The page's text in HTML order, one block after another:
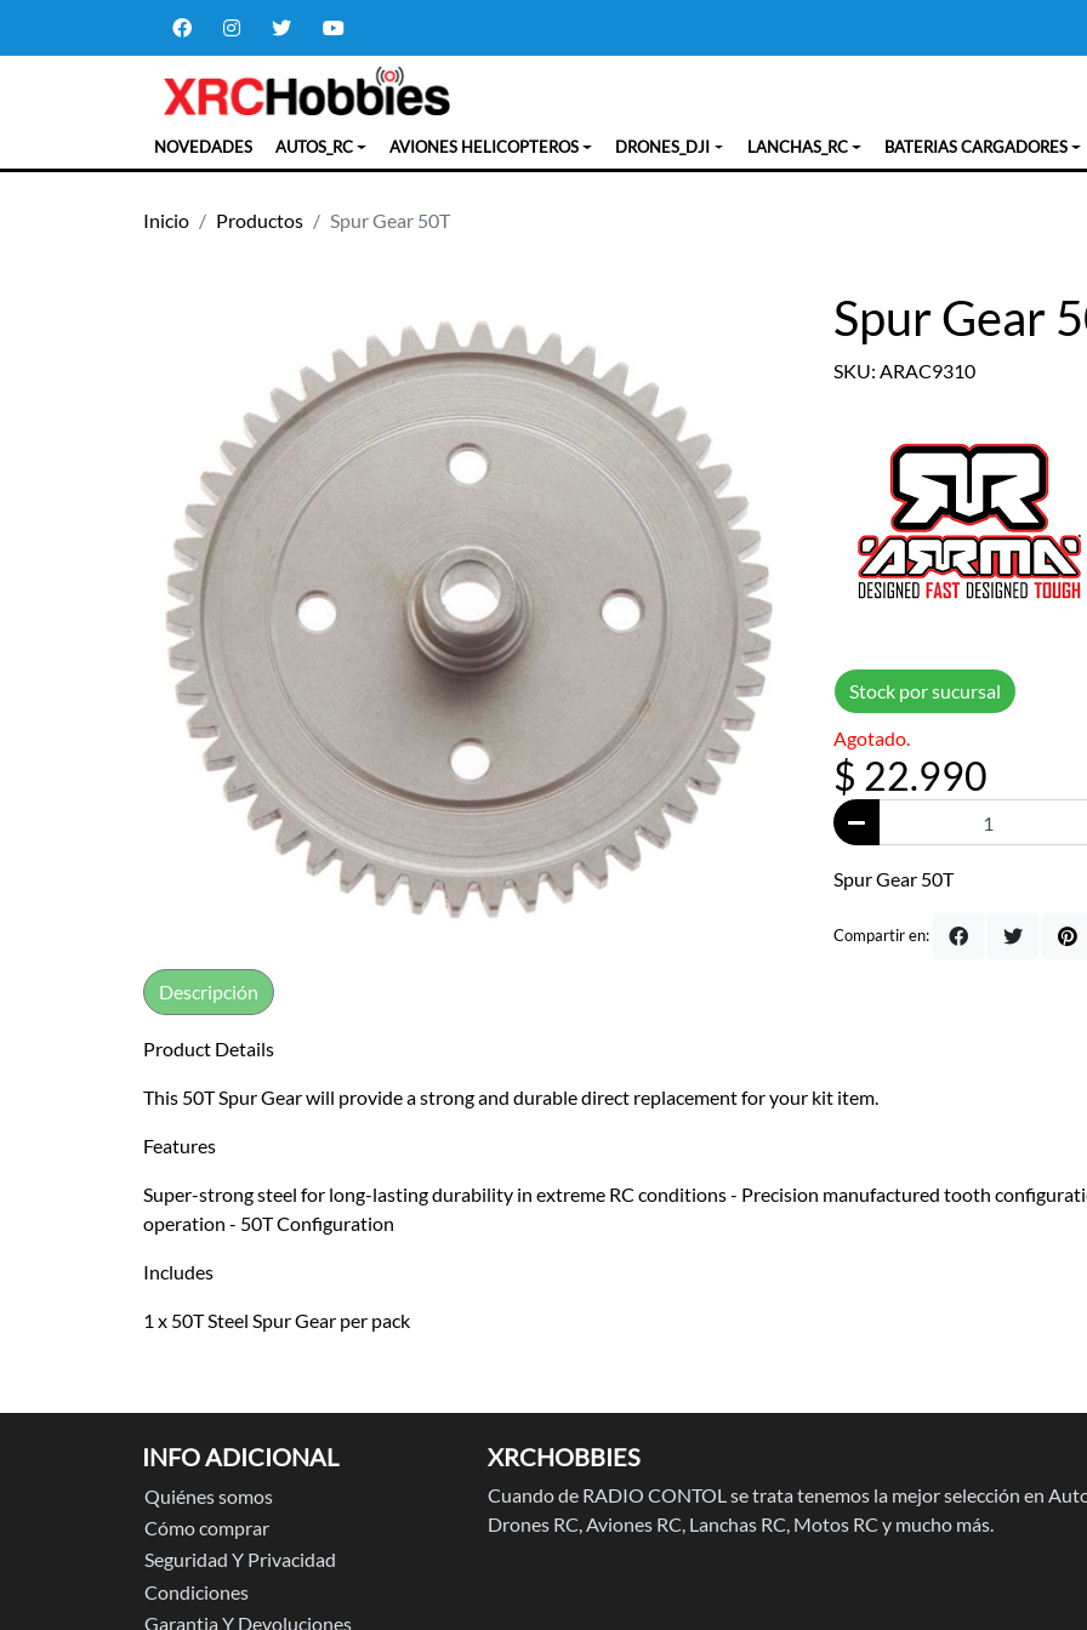
NOVEDADES AUTOS_RC AVIONES HELICOPTEROS DRONES_DJI LANCHAS_RC BATERIAS CARGADORES
Inicio Productos Spur Gear 50T
Spur Gear
SKU: ARAC9310
Stock por sucursal
Agotado.
$ 22.990
Spur Gear 50T
Compartir en:
Product Details
This 50T Spur Gear will provide a strong and durable direct replacement for your kit item.
Features
Super-strong steel for long-lasting durability in extreme RC conditions - Precision manufactured tooth
operation - 50T Configuration
Includes
1 x 50T Steel Spur Gear per pack
Descripción
INFO ADICIONAL
Quiénes somos
Cómo comprar
Seguridad Y Privacidad
Condiciones
Garantia Y Devoluciones
XRCHOBBIES
Cuando de RADIO CONTOL se trata tenemos la mejor selección en
Drones RC, Aviones RC, Lanchas RC, Motos RC y mucho más.